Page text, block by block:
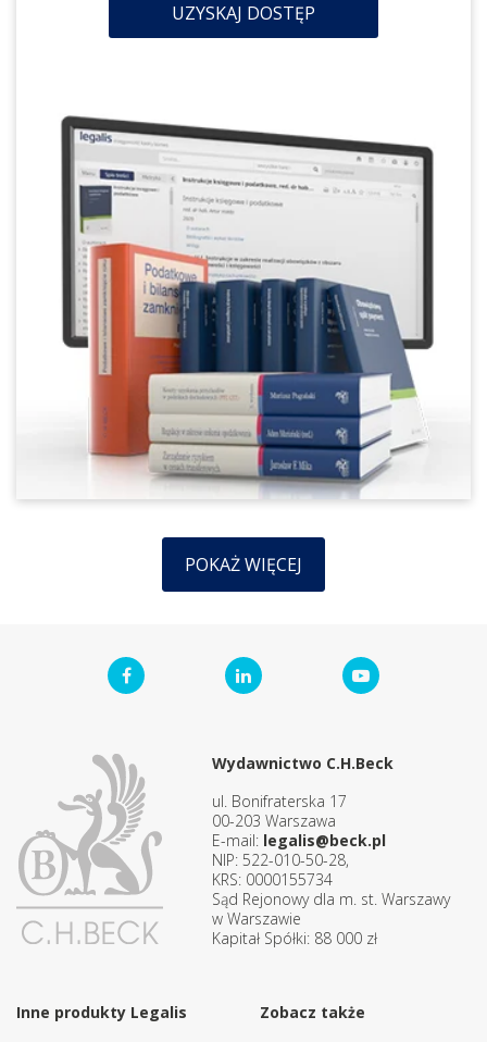
UZYSKAJ DOSTĘP
POKAŻ WIĘCEJ
Wydawnictwo C.H.Beck
ul. Bonifraterska 17
00-203 Warszawa
E-mail: legalis@beck.pl
NIP: 522-010-50-28,
KRS: 0000155734
Sąd Rejonowy dla m. st. Warszawy
w Warszawie
Kapitał Spółki: 88 000 zł
Inne produkty Legalis
Zobacz także